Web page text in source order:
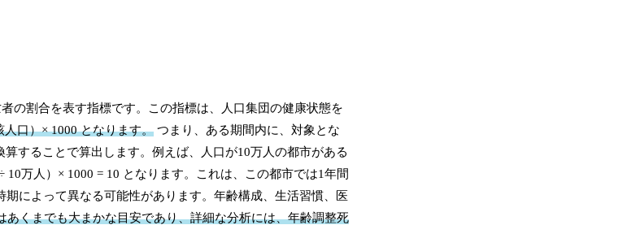
の割合を表す指標です。この指標は、人口集団の健康状態を
口）× 1000 となります。 つまり、ある期間内に、対象とな
することで算出します。例えば、人口が10万人の都市がある
万人）× 1000 = 10 となります。これは、この都市では1年間
によって異なる可能性があります。年齢構成、生活習慣、医
あくまでも大まかな目安であり、詳細な分析には、年齢調整死